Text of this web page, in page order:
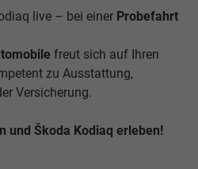
live – bei einer Probefahrt
freut sich auf Ihren
zu Ausstattung,
Versicherung.
und Škoda Kodiaq erleben!